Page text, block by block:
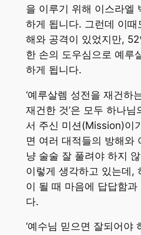
을 이루기 위해 이스라엘
하게 됩니다. 그런데 이
해와 공격이 있었지만,
한 손의 도우심으로 예루
하게 됩니다.
‘예루살렘 성전을 재건하
재건한 것’은 모두 하나
서 주신 미션(Mission)이
면 여러 대적들의 방해와
냥 술술 잘 풀려야 하지
이렇게 생각하고 있는데,
이 될 때 마음에 답답함
다.
‘예수님 믿으면 잘되어야